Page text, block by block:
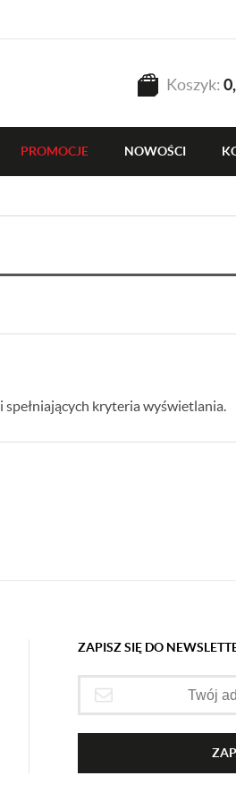
Koszyk:
PROMOCJE NOWOŚCI
kryteria wyświetlania.
ZAPISZ SIĘ DO